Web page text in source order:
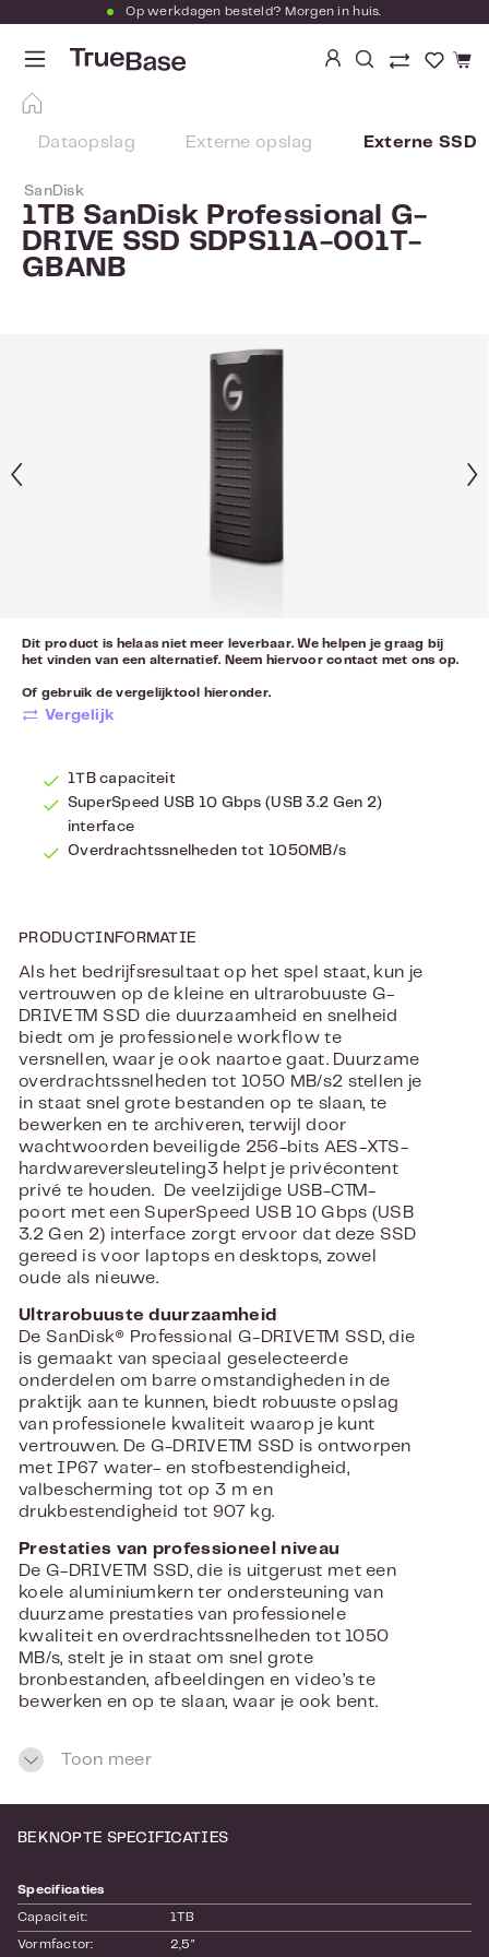
Ga naar de hoofdinhoud
Op werkdagen besteld? Morgen in huis.
Je
Dataopslag Externe opslag Externe SSD
SanDisk
1TB SanDisk Professional G-
DRIVE SSD SDPS11A-001T-
GBANB
Dit product is helaas niet meer leverbaar. We helpen je graag bij
het vinden van een alternatief. Neem hiervoorcontact met ons op.
Of gebruik de vergelijktool hieronder.
Vergelijk
1TB capaciteit
SuperSpeed USB 10 Gbps (USB 3.2 Gen 2)
interface
Overdrachtssnelheden tot 1050MB/s
PRODUCTINFORMATIE
Als het bedrijfsresultaat op het spel staat, kun je
vertrouwen op de kleine en ultrarobuuste G-
DRIVE™ SSD die duurzaamheid en snelheid
biedt om je professionele workflow te
versnellen, waar je ook naartoe gaat. Duurzame
overdrachtssnelheden tot 1050 MB/s2 stellen je
in staat snel grote bestanden op te slaan, te
bewerken en te archiveren, terwijl door
wachtwoorden beveiligde 256-bits AES-XTS-
hardwareversleuteling3 helpt je privécontent
privé te houden. De veelzijdige USB-C™-
poort met een SuperSpeed USB 10 Gbps (USB
3.2 Gen 2) interface zorgt ervoor dat deze SSD
gereed is voor laptops en desktops, zowel
oude als nieuwe.
Ultrarobuuste duurzaamheid
De SanDisk® Professional G-DRIVE™ SSD, die
is gemaakt van speciaal geselecteerde
onderdelen om barre omstandigheden in de
praktijk aan te kunnen, biedt robuuste opslag
van professionele kwaliteit waarop je kunt
vertrouwen. De G-DRIVE™ SSD is ontworpen
met IP67 water- en stofbestendigheid,
valbescherming tot op 3 m en
drukbestendigheid tot 907 kg.
Prestaties van professioneel niveau
De G-DRIVE™ SSD, die is uitgerust met een
koele aluminiumkern ter ondersteuning van
duurzame prestaties van professionele
kwaliteit en overdrachtssnelheden tot 1050
MB/s, stelt je in staat om snel grote
bronbestanden, afbeeldingen en video’s te
bewerken en op te slaan, waar je ook bent.
De G-DRIVE™ SSD bevat downloadbare
256-bits AES-XTS-hardwareversleuteling om
onbevoegde handen te houden.
Connectiviteit met USB-C™
De G-DRIVE™ SSD is voorbereid voor
nieuwere Mac-computers en andere laptops
via een omkeerbare USB-C-poort met een
Toon meer
BEKNOPTE SPECIFICATIES
Specificaties
Capaciteit: 1TB
Vormfactor: 2,5"